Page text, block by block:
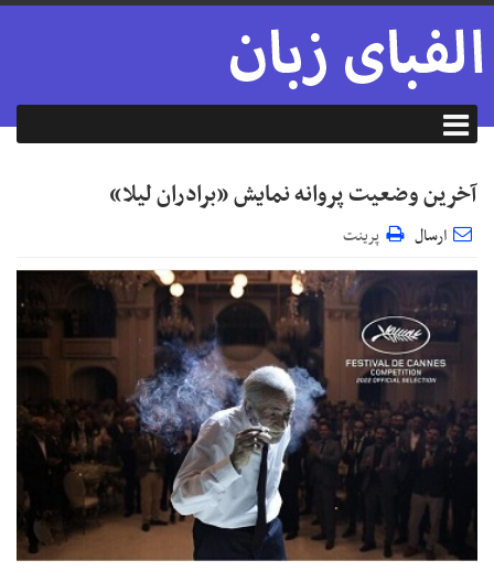
آخرین وضعیت پروانه نمایش «برادران لیلا»
ارسال پرینت